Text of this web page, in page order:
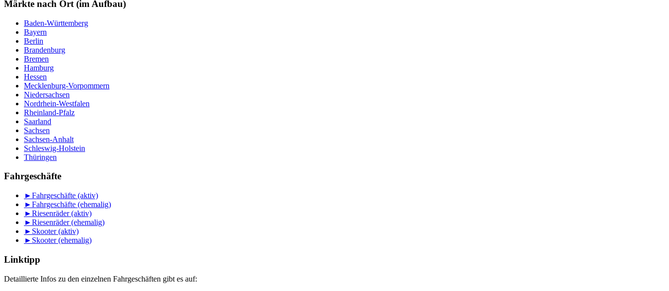
Märkte nach Ort (im Aufbau)
Baden-Württemberg
Bayern
Berlin
Brandenburg
Bremen
Hamburg
Hessen
Mecklenburg-Vorpommern
Niedersachsen
Nordrhein-Westfalen
Rheinland-Pfalz
Saarland
Sachsen
Sachsen-Anhalt
Schleswig-Holstein
Thüringen
Fahrgeschäfte
►Fahrgeschäfte (aktiv)
►Fahrgeschäfte (ehemalig)
►Riesenräder (aktiv)
►Riesenräder (ehemalig)
► Skooter (aktiv)
► Skooter (ehemalig)
Linktipp
Detaillierte Infos zu den einzelnen Fahrgeschäften gibt es auf: